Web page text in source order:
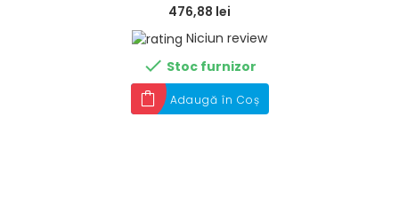
476,88 lei
Niciun review
 Stoc furnizor
Adaugă în Coș